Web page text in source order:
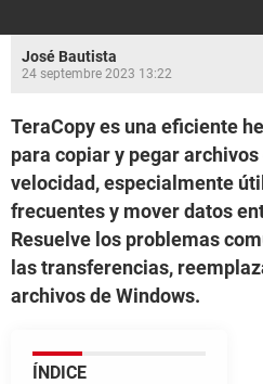
José Bautista
24 septembre 2023 13:22
TeraCopy es una eficiente
para copiar y pegar
velocidad, especialmente
frecuentes y mover datos
Resuelve los problemas
las transferencias,
archivos de Windows.
ÍNDICE